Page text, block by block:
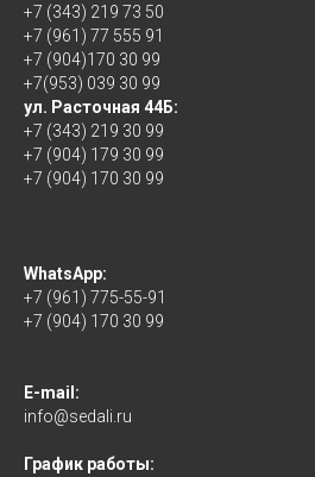
+7 (343) 219 73 50
+7 (961) 77 555 91
+7 (904)170 30 99
+7(953) 039 30 99
ул. Расточная 44Б:
+7 (343) 219 30 99
+7 (904) 179 30 99
+7 (904) 170 30 99
WhatsApp:
+7 (961) 775-55-91
+7 (904) 170 30 99
E-mail:
info@sedali.ru
График работы: